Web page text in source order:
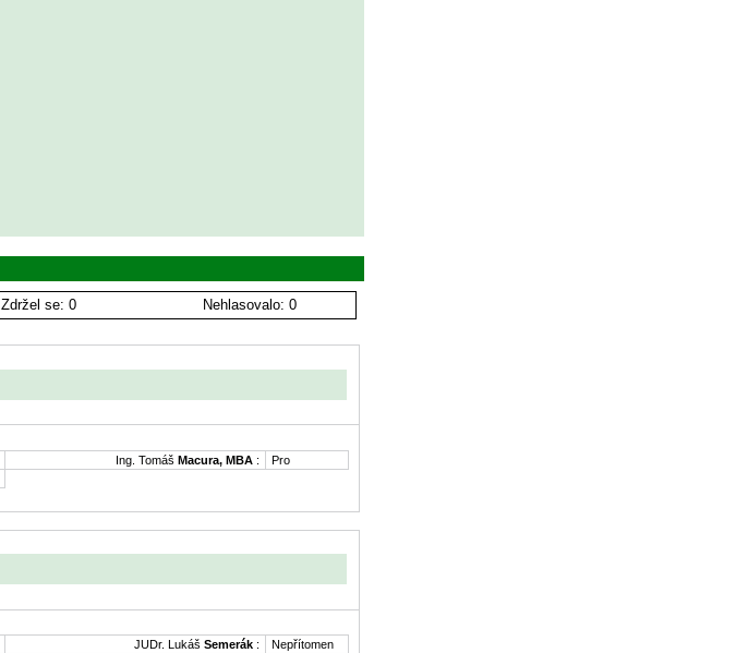
Zdržel se: 0 Nehlasovalo: 0
Ing. Tomáš Macura, MBA :
Pro
JUDr. Lukáš Semerák :
Nepřítomen